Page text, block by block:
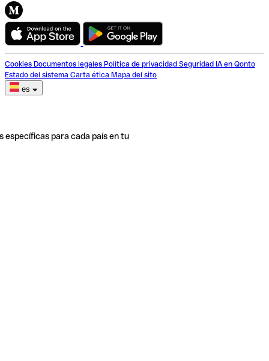
Cookies Documentos legales Política de privacidad Seguridad IA en Qonto
Estado del sistema Carta ética Mapa del sito
es
específicas para cada país en tu